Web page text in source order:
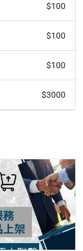
$100
$100
$100
$3000